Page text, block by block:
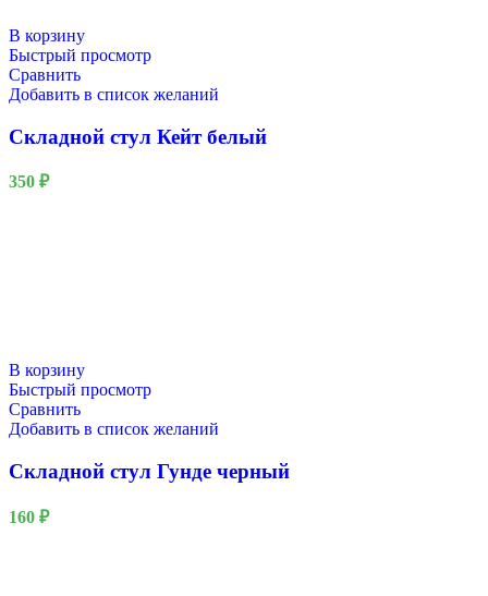
В корзину
Быстрый просмотр
Сравнить
Добавить в список желаний
Складной стул Кейт белый
350 ₽
В корзину
Быстрый просмотр
Сравнить
Добавить в список желаний
Складной стул Гунде черный
160 ₽